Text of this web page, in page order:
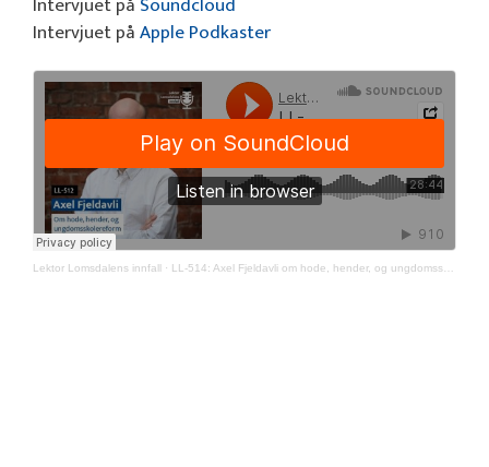
Intervjuet påApple Podkaster
Lektor Lomsdalens innfall · LL-514: Axel Fjeldavli om hode, hender, og ungdomsskolereform